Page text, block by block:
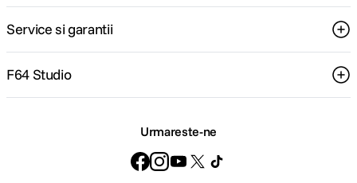
Service si garantii
F64 Studio
Urmareste-ne